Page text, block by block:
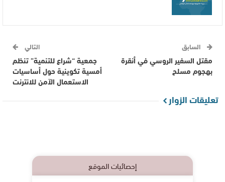
السابق
مقتل السفير الروسي في أنقرة
بهجوم مسلح
التالي
جمعية “شراع للتنمية” تنظم
أمسية تكوينية حول أساسيات
اﻻستعمال اﻵمن للانترنت
تعليقات الزوار
إحصائيات الموقع